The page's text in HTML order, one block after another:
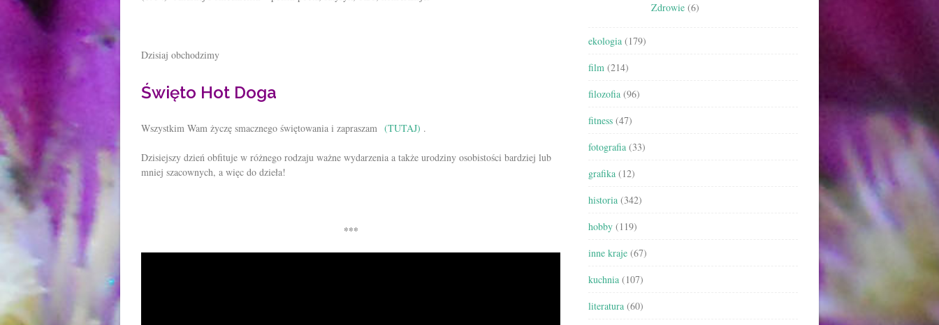
Dzisiaj obchodzimy
Święto Hot Doga
Wszystkim Wam życzę smacznego świętowania i zapraszam (TUTAJ) .
Dzisiejszy dzień obfituje w różnego rodzaju ważne wydarzenia a także urodziny osobistości bardziej lub
mniej szacownych, a więc do dzieła!
***
Zdrowie (6)
ekologia (179)
film (214)
filozofia (96)
fitness (47)
fotografia (33)
grafika (12)
historia (342)
hobby (119)
inne kraje (67)
kuchnia (107)
literatura (60)